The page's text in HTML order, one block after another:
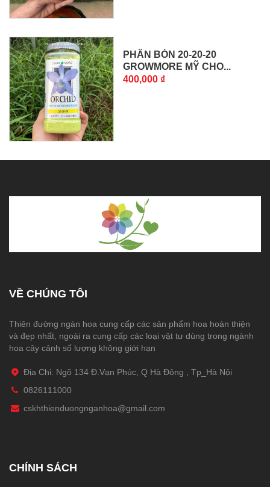
PHÂN BÓN 20-20-20
GROWMORE MỸ CHO...
400,000 ₫
VỀ CHÚNG TÔI
Thiên đường ngàn hoa cung cấp các sản phẩm hoa hoàn thiện
và đẹp nhất, ngoài ra cung cấp các loại vật tư dùng trong ngành
hoa cây cảnh số lượng không giới hạn
Địa Chỉ: Ngõ 134 Đ.Vạn Phúc, Q Hà Đông , Tp_Hà Nội
0826111000
cskhthienduongnganhoa@gmail.com
CHÍNH SÁCH